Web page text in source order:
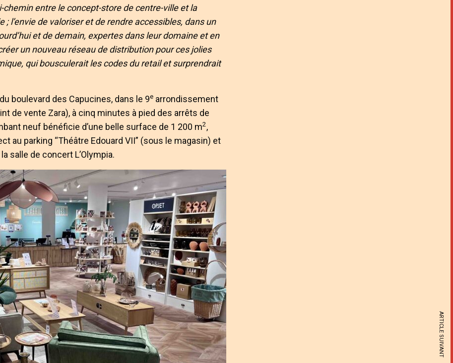
entre le concept-store de centre-ville et la
l’envie de valoriser et de rendre accessibles, dans un
et de demain, expertes dans leur domaine et en
un nouveau réseau de distribution pour ces jolies
qui bousculerait les codes du retail et surprendrait
boulevard des Capucines, dans le 9e arrondissement
de vente Zara), à cinq minutes à pied des arrêts de
neuf bénéficie d’une belle surface de 1 200 m2,
au parking “Théâtre Edouard VII” (sous le magasin) et
salle de concert L’Olympia.
ARTICLE SUIVANT